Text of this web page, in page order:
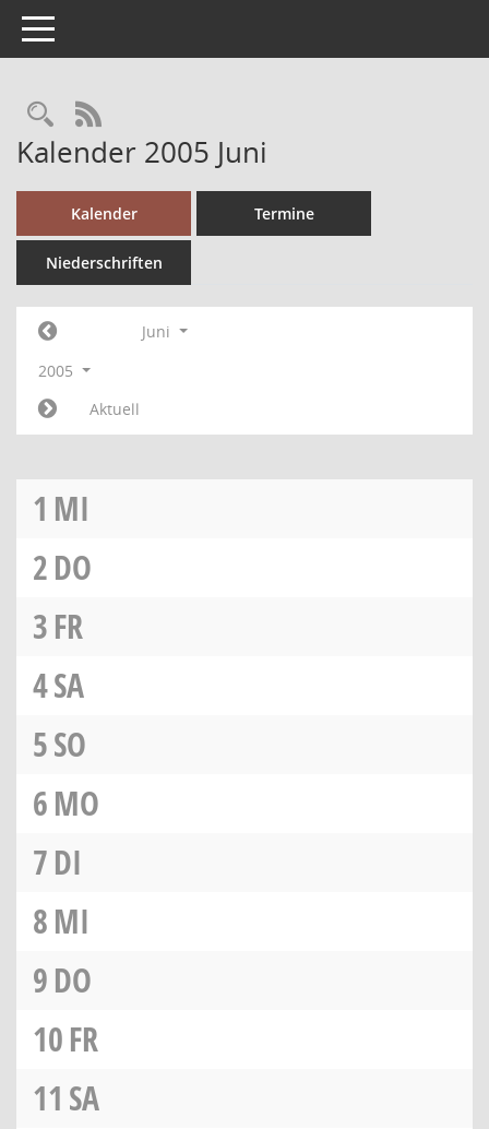
Toggle navigation
RSS-Feed
Kalender 2005 Juni
Kalender Termine
Niederschriften
Juni
2005
Aktuell
1 MI
2DO
3FR
4SA
5SO
6MO
7DI
8MI
9DO
10FR
11 SA